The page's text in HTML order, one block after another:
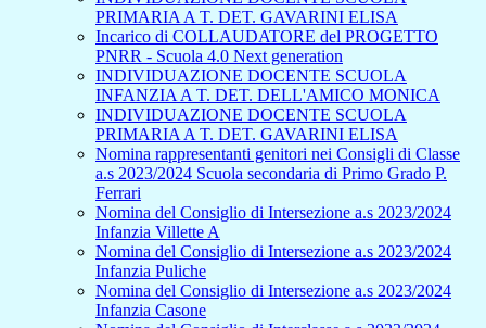
PRIMARIA A T. DET. GAVARINI ELISA
Incarico di COLLAUDATORE del PROGETTO
PNRR - Scuola 4.0 Next generation
INDIVIDUAZIONE DOCENTE SCUOLA
INFANZIA A T. DET. DELL'AMICO MONICA
INDIVIDUAZIONE DOCENTE SCUOLA
PRIMARIA A T. DET. GAVARINI ELISA
Nomina rappresentanti genitori nei Consigli di Classe
a.s 2023/2024 Scuola secondaria di Primo Grado P.
Ferrari
Nomina del Consiglio di Intersezione a.s 2023/2024
Infanzia Villette A
Nomina del Consiglio di Intersezione a.s 2023/2024
Infanzia Puliche
Nomina del Consiglio di Intersezione a.s 2023/2024
Infanzia Casone